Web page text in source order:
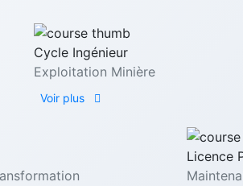
Cycle Ingénieur
Exploitation Minière
Voir plus
Licence